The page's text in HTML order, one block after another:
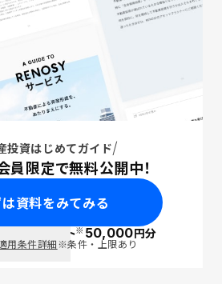
投資はじめてガイド
員限定で無料公開中！
は資料をみてみる
ポイント※50,000円分
用条件詳細※条件・上限あり